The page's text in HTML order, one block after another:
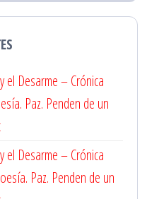
el Desarme – Crónica
Paz. Penden de un
el Desarme – Crónica
Paz. Penden de un